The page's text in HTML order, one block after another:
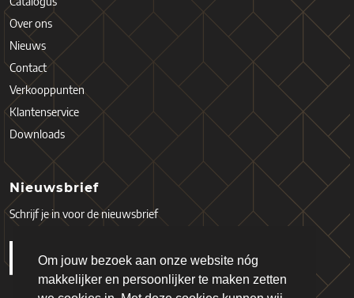
Om jouw bezoek aan onze website nóg
makkelijker en persoonlijker te maken zetten
Over ons
Nieuws
Contact
Verkooppunten
Klantenservice
Downloads
Nieuwsbrief
Schrijf je in voor de nieuwsbrief